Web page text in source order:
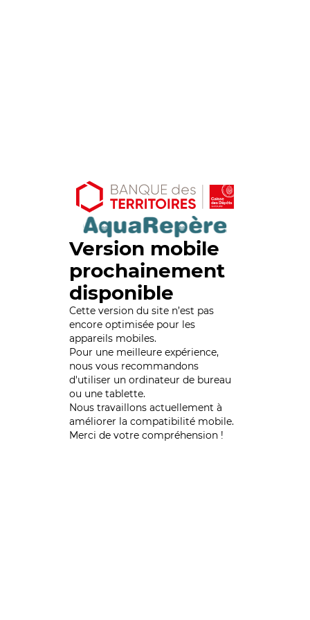
Version mobile
prochainement
disponible
Cette version du site n’est pas
encore optimisée pour les
appareils mobiles.
Pour une meilleure expérience,
nous vous recommandons
d'utiliser un ordinateur de bureau
ou une tablette.
Nous travaillons actuellement à
améliorer la compatibilité mobile.
Merci de votre compréhension !